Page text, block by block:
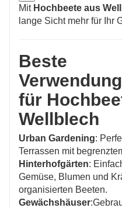
Mit Hochbeete aus
lange Sicht mehr für Ihr
Beste
für
Wellblech
Urban Gardening:
Terrassen mit
Hinterhofgärten:
Gemüse, Blumen und
organisierten Beeten.
Gewächshäuser